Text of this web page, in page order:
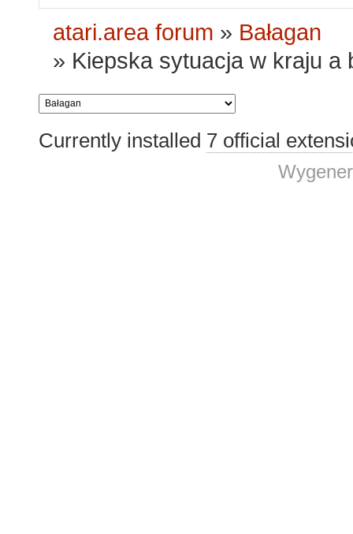
atari.area forum » Bałagan
» Kiepska sytuacja w kraju a
Currently installed 7 official